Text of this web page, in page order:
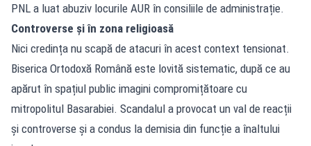
PNL a luat abuziv locurile AUR în consiliile de administrație.
Controverse și în zona religioasă
Nici credința nu scapă de atacuri în acest context tensionat.
Biserica Ortodoxă Română este lovită sistematic, după ce au
apărut în spațiul public imagini compromițătoare cu
mitropolitul Basarabiei. Scandalul a provocat un val de reacții
și controverse și a condus la demisia din funcție a înaltului